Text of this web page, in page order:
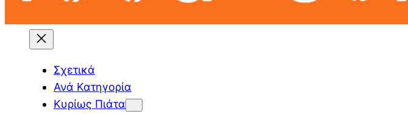
Σχετικά
Ανά Κατηγορία
Κυρίως Πιάτα